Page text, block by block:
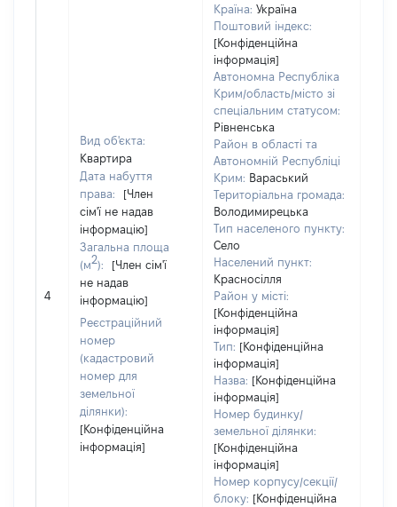
4
Вид об'єкта:
Квартира
Дата набуття
права:
[Член
сім'ї не надав
інформацію]
Загальна площа
(м2):
[Член сім'ї
не надав
інформацію]
Реєстраційний
номер
(кадастровий
номер для
земельної
ділянки):
[Конфіденційна
інформація]
Країна: Україна
Поштовий індекс:
[Конфіденційна
інформація]
Автономна Республіка
Крим/область/місто зі
спеціальним статусом:
Рівненська
Район в області та
Автономній Республіці
Крим: Вараський
Територіальна громада:
Володимирецька
Тип населеного пункту:
Село
Населений пункт:
Красносілля
Район у місті:
[Конфіденційна
інформація]
Тип: [Конфіденційна
інформація]
Назва: [Конфіденційна
інформація]
Номер будинку/
земельної ділянки:
[Конфіденційна
інформація]
Номер корпусу/секції/
блоку: [Конфіденційна